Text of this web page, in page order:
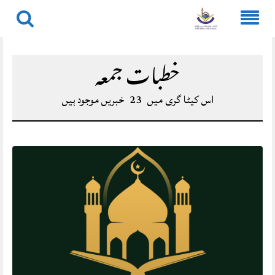
خطبات جمعہاس کیٹا گری میں 23 خبریں موجود ہیں